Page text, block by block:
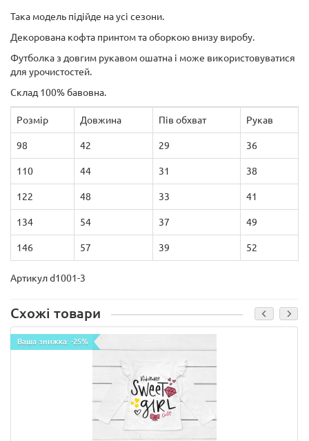
Така модель підійде на усі сезони.
Декорована кофта принтом та оборкою внизу виробу.
Футболка з довгим рукавом ошатна і може використовуватися
для урочистостей.
Склад 100% бавовна.
Розмір Довжина Пів обхват Рукав
98 42 29 36
110 44 31 38
122 48 33 41
134 54 37 49
146 57 39 52
Артикул d1001-3
Схожі товари
Ваша знижка: -25%